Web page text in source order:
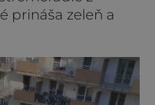
prináša zeleň a